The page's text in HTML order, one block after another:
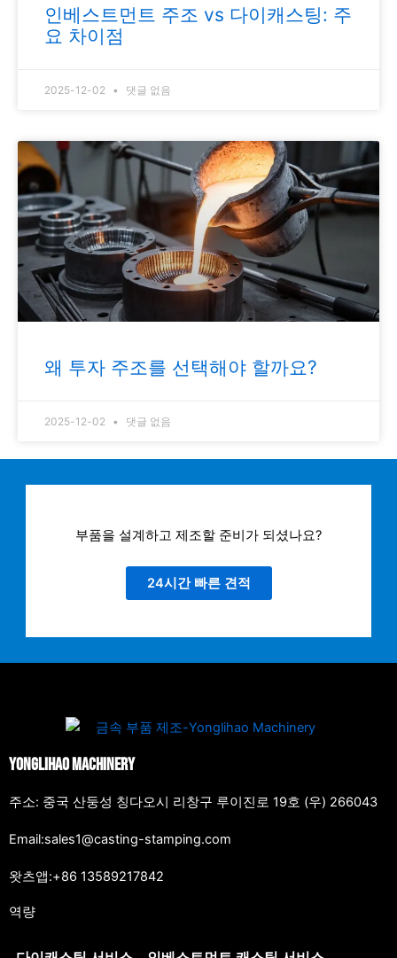
인베스트먼트 주조 vs 다이캐스팅: 주
요 차이점
2025-12-02 댓글 없음
왜 투자 주조를 선택해야 할까요?
2025-12-02 댓글 없음
부품을 설계하고 제조할 준비가 되셨나요?
24시간 빠른 견적
Yonglihao Machinery
주소: 중국 산둥성 칭다오시 리창구 루이진로 19호 (우) 266043
Email:sales1@casting-stamping.com
왓츠앱:+86 13589217842
역량